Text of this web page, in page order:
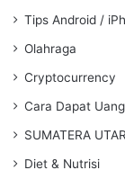
Tips Android /
Olahraga
Cryptocurrency
Cara Dapat
SUMATERA
Diet & Nutrisi